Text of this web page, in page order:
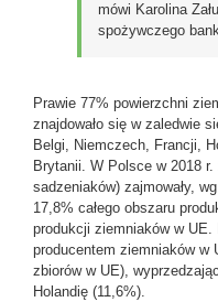
mówi Karolina
spożywczego
Prawie 77% powierzchni
znajdowało się w zaledwie
Belgi, Niemczech, Francji,
Brytanii. W Polsce w 2018
sadzeniaków) zajmowały,
17,8% całego obszaru
produkcji ziemniaków w UE.
producentem ziemniaków w
zbiorów w UE),
Holandię (11,6%).